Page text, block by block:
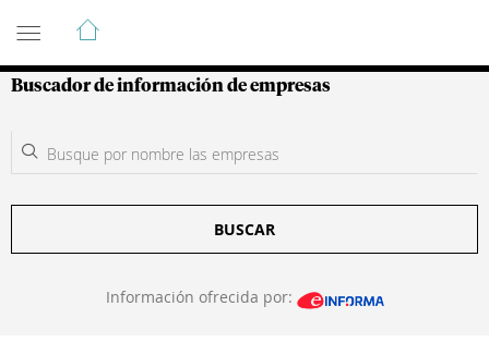
Guía de Empresas Colombianas
Buscador de información de empresas
BUSCAR
Información ofrecida por: